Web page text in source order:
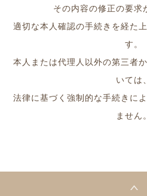
その内容の修正の要求
適切な本人確認の手続きを経た
す。
本人または代理人以外の第三者
いては、
法律に基づく強制的な手続きに
ません。